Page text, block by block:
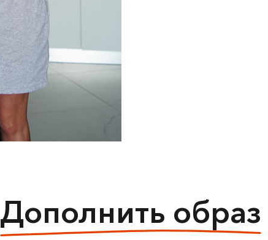
Дополнить образ